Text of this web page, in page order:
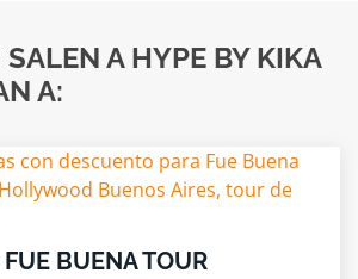
A HYPE BY KIKA
A:
FUE BUENA TOUR